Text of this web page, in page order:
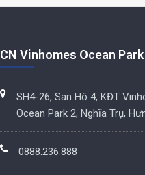
CN Vinhomes Ocean
SH4-26, San Hô 4, KĐT
Ocean Park 2, Nghĩa Trụ,
0888.236.888